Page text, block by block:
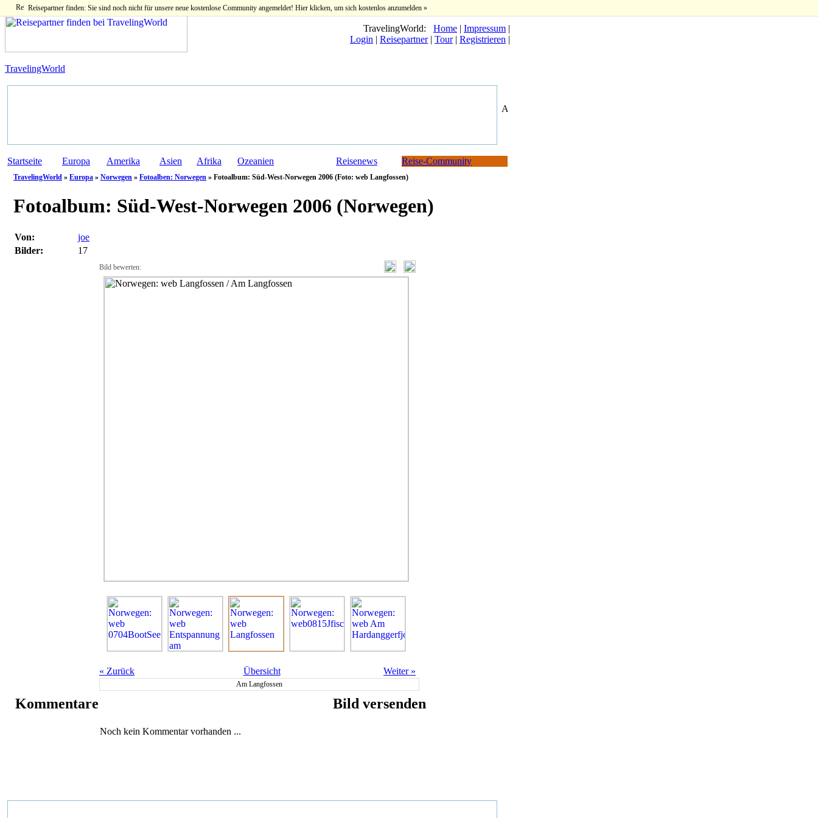
Reisepartner finden: Sie sind noch nicht für unsere neue kostenlose Community angemeldet! Hier klicken, um sich kostenlos anzumelden »
TravelingWorld: Home | Impressum |
Login | Reisepartner| Tour| Registrieren |
TravelingWorld
Startseite Europa Amerika Asien Afrika Ozeanien Reisenews Reise-Community
TravelingWorld » Europa » Norwegen » Fotoalben: Norwegen » Fotoalbum: Süd-West-Norwegen 2006 (Foto: web Langfossen)
Fotoalbum: Süd-West-Norwegen 2006 (Norwegen)
Von:
joe
Bilder:
17
Bild bewerten:
« Zurück Übersicht Weiter »
Am Langfossen
Kommentare
Noch kein Kommentar vorhanden ...
Bild versenden